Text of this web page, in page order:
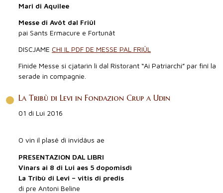
Mari di Aquilee
Messe di Avôt dal Friûl
pai Sants Ermacure e Fortunât
DISCJAME CHI IL PDF DE MESSE PAL FRIÛL
Finide Messe si cjatarìn li dal Ristorant “Ai Patriarchi” par finî la
serade in compagnie.
La Tribù di Levi in Fondazion Crup a Udin
01 di Lui 2016
O vin il plasê di invidâus ae
PRESENTAZION DAL LIBRI
Vinars ai 8 di Lui aes 5 dopomisdì
La Tribù di Levi – vitis di predis
di pre Antoni Beline